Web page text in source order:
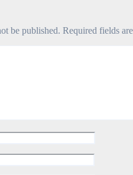
be published. Required fields